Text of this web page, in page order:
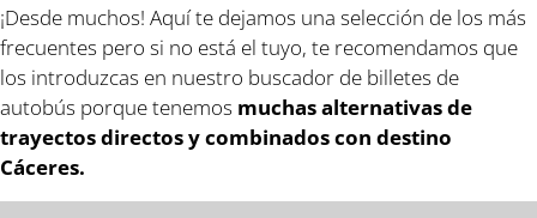
¡Desde muchos! Aquí te dejamos una selección de los más
frecuentes pero si no está el tuyo, te recomendamos que
los introduzcas en nuestro buscador de billetes de
autobús porque tenemos muchas alternativas de
trayectos directos y combinados con destino
Cáceres.